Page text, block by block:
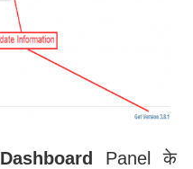
Dashboard
Panel के